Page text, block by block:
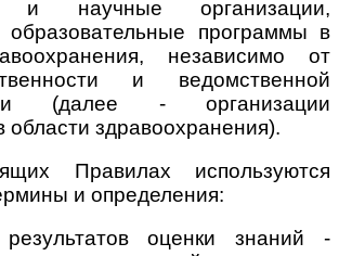
и научные организации,
программы в
независимо от
и ведомственной
(далее - организации
области здравоохранения).
Правилах используются
и определения:
оценки знаний -